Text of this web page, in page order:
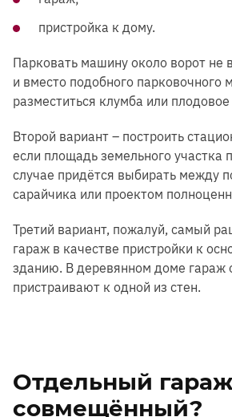
пристройка к дому.
Парковать машину около ворот не
и вместо подобного парковочного
разместиться клумба или
Второй вариант – построить
если площадь земельного участка
случае придётся выбирать между
сарайчика или проектом
Третий вариант, пожалуй, самый
гараж в качестве пристройки к
зданию. В деревянном доме гараж
пристраивают к одной из стен.
Отдельный
совмещённый?